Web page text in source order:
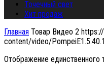
Точечный свет
Хит продаж
Главная Товар Видео 2
content/video/
Отображение единственного